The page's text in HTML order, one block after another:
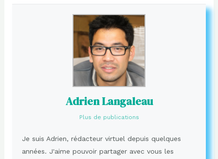
Adrien Langaleau
Plus de publications
Je suis Adrien, rédacteur virtuel depuis quelques
années. J'aime pouvoir partager avec vous les